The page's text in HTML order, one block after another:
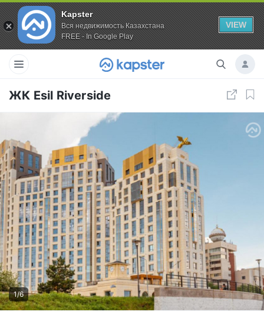
Kapster
Вся недвижимость Казахстана
FREE - In Google Play
VIEW
ЖК Esil Riverside
1/6